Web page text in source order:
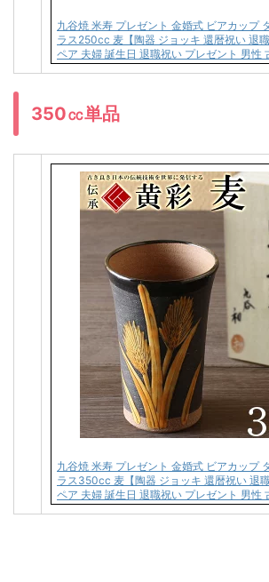
九谷焼 米寿 プレゼント 金婚式 ビアカップ
ラス250cc 麦【陶器 ジョッキ 還暦祝い 退
ペア 夫婦 誕生日 退職祝い プレゼント 男性
350㏄単品
九谷焼 米寿 プレゼント 金婚式 ビアカップ
ラス350cc 麦【陶器 ジョッキ 還暦祝い 退
ペア 夫婦 誕生日 退職祝い プレゼント 男性